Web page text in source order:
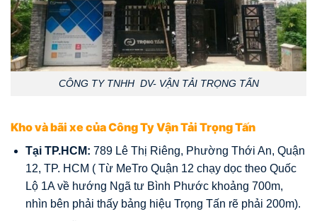
CÔNG TY TNHH DV- VẬN TẢI TRỌNG TẤN
Kho và bãi xe của Công Ty Vận Tải Trọng Tấn
Tại TP.HCM: 789 Lê Thị Riêng, Phường Thới An, Quận
12, TP. HCM ( Từ MeTro Quận 12 chạy dọc theo Quốc
Lộ 1A về hướng Ngã tư Bình Phước khoảng 700m,
nhìn bên phải thấy bảng hiệu Trọng Tấn rẽ phải 200m).